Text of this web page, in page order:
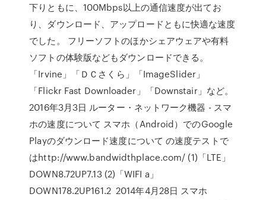
下りともに、100Mbps以上の通信速度が出てお
り、ダウンロード、アップロードともに快適な速度
でした。 フリーソフトのほかシェアウェアや有料
ソフトの体験版などもダウンロードできる。
「Irvine」「ＤＣさくら」「ImageSlider」
「Flickr Fast Downloader」「Downstair」など。
2016年3月3日 ルーター・ネットワーク機器 - スマ
ホの速度について スマホ（Android）でのGoogle
Playのダウンロード速度について の速度テストで
はhttp://www.bandwidthplace.com/ (1)「LTE」
DOWN8.72UP7.13 (2)「WIFI a」
DOWN178.2UP161.2 2014年4月28日 スマホ